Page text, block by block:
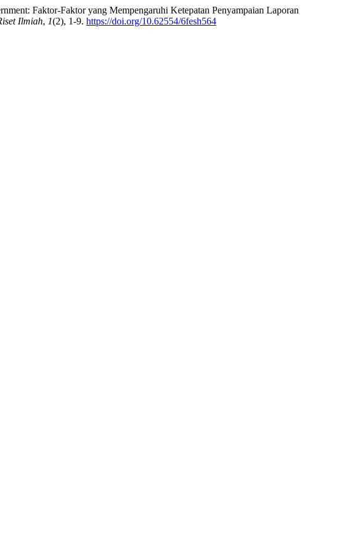
Faktor-Faktor yang Mempengaruhi Ketepatan Penyampaian Laporan
Ilmiah, 1(2), 1-9. https://doi.org/10.62554/6fesh564